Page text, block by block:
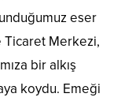
eser
Ticaret Merkezi,
bir alkış
koydu. Emeği